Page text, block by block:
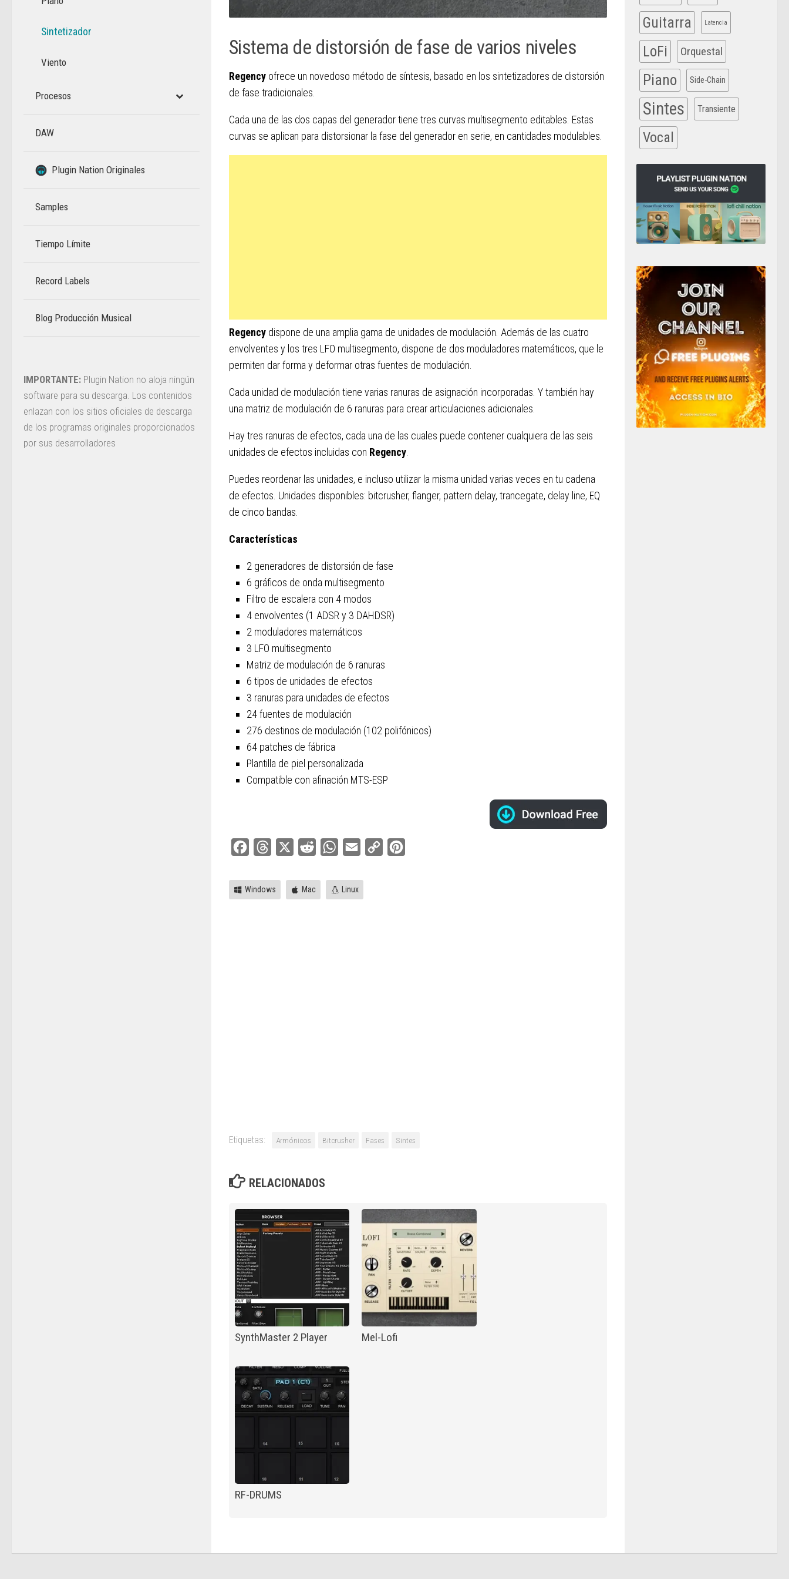
Sistema de distorsión de fase de varios niveles
Regency ofrece un novedoso método de síntesis, basado en los sintetizadores de distorsión
de fase tradicionales.
Cada una de las dos capas del generador tiene tres curvas multisegmento editables. Estas
curvas se aplican para distorsionar la fase del generador en serie, en cantidades modulables.
Regency dispone de una amplia gama de unidades de modulación. Además de las cuatro
envolventes y los tres LFO multisegmento, dispone de dos moduladores matemáticos, que le
permiten dar forma y deformar otras fuentes de modulación.
Cada unidad de modulación tiene varias ranuras de asignación incorporadas. Y también hay
una matriz de modulación de 6 ranuras para crear articulaciones adicionales.
Hay tres ranuras de efectos, cada una de las cuales puede contener cualquiera de las seis
unidades de efectos incluidas con Regency
Puedes reordenar las unidades, e incluso utilizar la misma unidad varias veces en tu cadena
de efectos. Unidades disponibles: bitcrusher, flanger, pattern delay, trancegate, delay line, EQ
de cinco bandas.
Características
2 generadores de distorsión de fase
6 gráficos de onda multisegmento
Filtro de escalera con 4 modos
4 envolventes (1 ADSR y 3 DAHDSR)
2 moduladores matemáticos
3 LFO multisegmento
Matriz de modulación de 6 ranuras
6 tipos de unidades de efectos
3 ranuras para unidades de efectos
24 fuentes de modulación
276 destinos de modulación (102 polifónicos)
64 patches de fábrica
Plantilla de piel personalizada
Compatible con afinación MTS-ESP
FacebookThreads Reddit WhatsApp
Email
Copy
Windows Mac Linux
Etiquetas: Armónicos Bitcrusher Fases Sintes
RELACIONADOS
SynthMaster 2 Player Mel-Lofi
RF-DRUMS
Sintetizador
Viento
Procesos
DAW
Plugin Nation Originales
–
Samples
Tiempo Límite
–
Record Labels
Blog Producción Musical
–
IMPORTANTE: Plugin Nation no aloja ningún
software para su descarga. Los contenidos
enlazan con los sitios oficiales de descarga
de los programas originales proporcionados
por sus desarrolladores
Guitarra Latencia
LoFi Orquestal
Piano Side-Chain
Sintes Transiente
Vocal